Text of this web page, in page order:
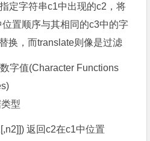
定字符串c1中出现的c2，将
置顺序与其相同的c3中的字
换，而translate则像是过滤
字值(Character Functions
型
返回c2在c1中位置